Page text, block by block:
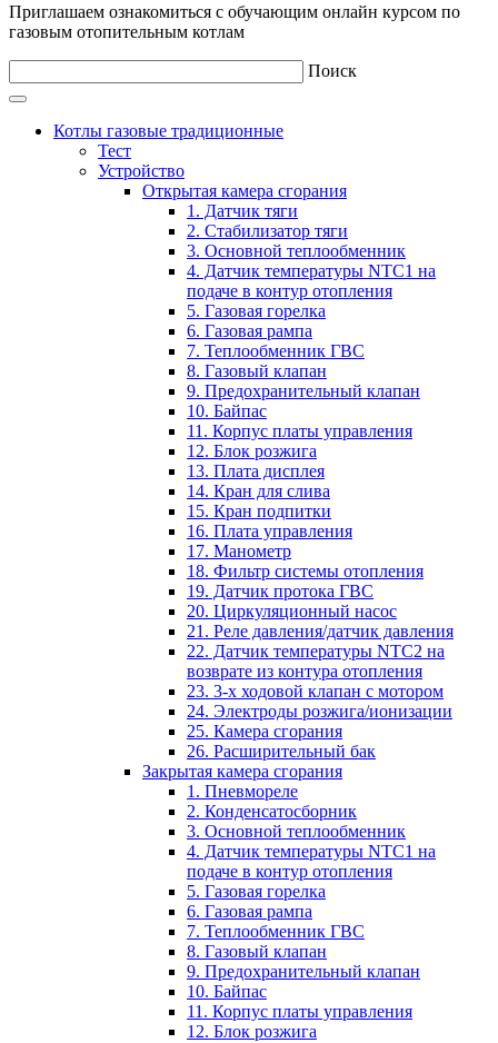
Приглашаем ознакомиться с обучающим онлайн курсом по
газовым отопительным котлам
Поиск
Котлы газовые традиционные
Тест
Устройство
Открытая камера сгорания
1. Датчик тяги
2. Стабилизатор тяги
3. Основной теплообменник
4. Датчик температуры NTC1 на
подаче в контур отопления
5. Газовая горелка
6. Газовая рампа
7. Теплообменник ГВС
8. Газовый клапан
9. Предохранительный клапан
10. Байпас
11. Корпус платы управления
12. Блок розжига
13. Плата дисплея
14. Кран для слива
15. Кран подпитки
16. Плата управления
17. Манометр
18. Фильтр системы отопления
19. Датчик протока ГВС
20. Циркуляционный насос
21. Реле давления/датчик давления
22. Датчик температуры NTC2 на
возврате из контура отопления
23. 3-х ходовой клапан с мотором
24. Электроды розжига/ионизации
25. Камера сгорания
26. Расширительный бак
Закрытая камера сгорания
1. Пневмореле
2. Конденсатосборник
3. Основной теплообменник
4. Датчик температуры NTC1 на
подаче в контур отопления
5. Газовая горелка
6. Газовая рампа
7. Теплообменник ГВС
8. Газовый клапан
9. Предохранительный клапан
10. Байпас
11. Корпус платы управления
12. Блок розжига